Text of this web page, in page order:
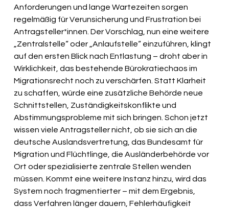
Anforderungen und lange Wartezeiten sorgen
regelmäßig für Verunsicherung und Frustration bei
Antragsteller*innen. Der Vorschlag, nun eine weitere
„Zentralstelle“ oder „Anlaufstelle“ einzuführen, klingt
auf den ersten Blick nach Entlastung – droht aber in
Wirklichkeit, das bestehende Bürokratiechaos im
Migrationsrecht noch zu verschärfen. Statt Klarheit
zu schaffen, würde eine zusätzliche Behörde neue
Schnittstellen, Zuständigkeitskonflikte und
Abstimmungsprobleme mit sich bringen. Schon jetzt
wissen viele Antragsteller nicht, ob sie sich an die
deutsche Auslandsvertretung, das Bundesamt für
Migration und Flüchtlinge, die Ausländerbehörde vor
Ort oder spezialisierte zentrale Stellen wenden
müssen. Kommt eine weitere Instanz hinzu, wird das
System noch fragmentierter – mit dem Ergebnis,
dass Verfahren länger dauern, Fehlerhäufigkeit